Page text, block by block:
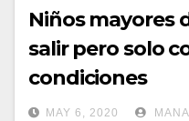
Niños mayores
salir pero solo
condiciones
MAY 6, 2020